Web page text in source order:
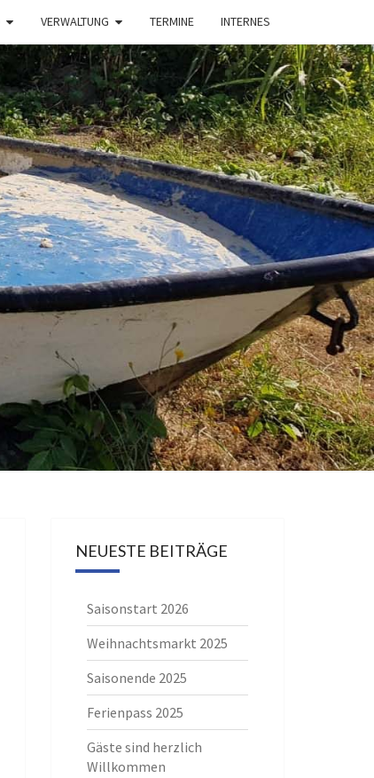
VERWALTUNG TERMINE INTERNES
NEUESTE BEITRÄGE
Saisonstart 2026
Weihnachtsmarkt 2025
Saisonende 2025
Ferienpass 2025
Gäste sind herzlich
Willkommen